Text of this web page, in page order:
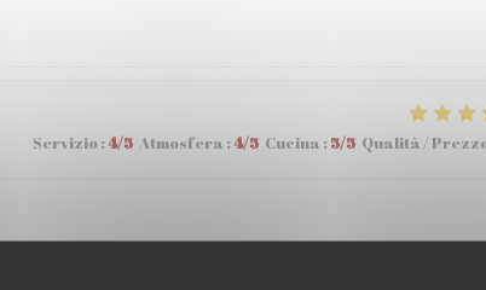
Servizio:4/5 Atmosfera :4/5 Cucina :5/5 Qualità /